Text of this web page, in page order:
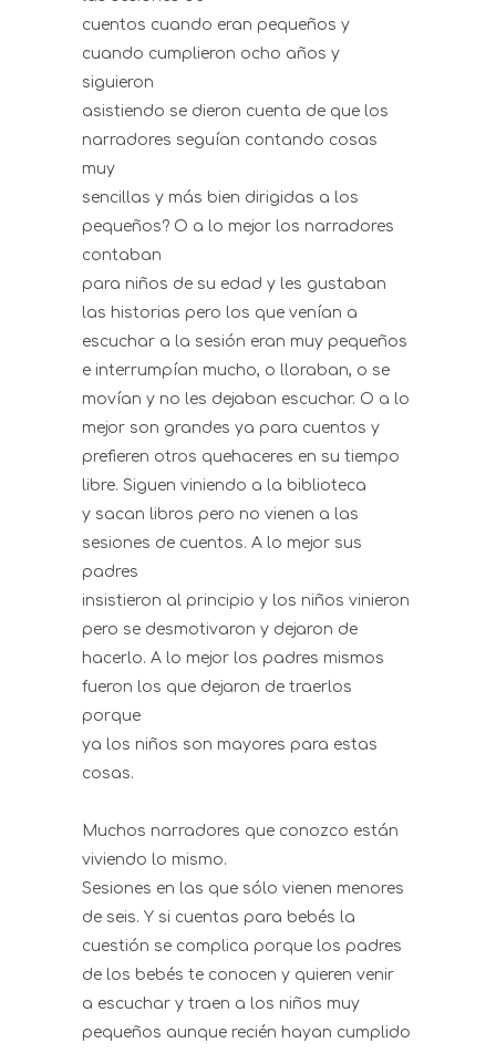
cuentos cuando eran pequeños y
cuando cumplieron ocho años y
siguieron
asistiendo se dieron cuenta de que los
narradores seguían contando cosas
muy
sencillas y más bien dirigidas a los
pequeños? O a lo mejor los narradores
contaban
para niños de su edad y les gustaban
las historias pero los que venían a
escuchar a la sesión eran muy pequeños
e interrumpían mucho, o lloraban, o se
movían y no les dejaban escuchar. O a lo
mejor son grandes ya para cuentos y
prefieren otros quehaceres en su tiempo
libre. Siguen viniendo a la biblioteca
y sacan libros pero no vienen a las
sesiones de cuentos. A lo mejor sus
padres
insistieron al principio y los niños vinieron
pero se desmotivaron y dejaron de
hacerlo. A lo mejor los padres mismos
fueron los que dejaron de traerlos
porque
ya los niños son mayores para estas
cosas.
Muchos narradores que conozco están
viviendo lo mismo.
Sesiones en las que sólo vienen menores
de seis. Y si cuentas para bebés la
cuestión se complica porque los padres
de los bebés te conocen y quieren venir
a escuchar y traen a los niños muy
pequeños aunque recién hayan cumplido